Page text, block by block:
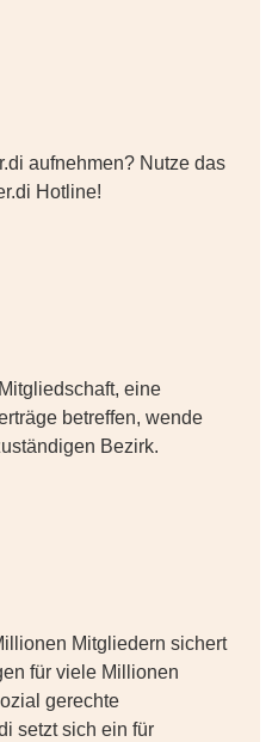
aufnehmen? Nutze das
Hotline!
eine
betreffen, wende
Bezirk.
Mitgliedern sichert
für viele Millionen
gerechte
setzt sich ein für